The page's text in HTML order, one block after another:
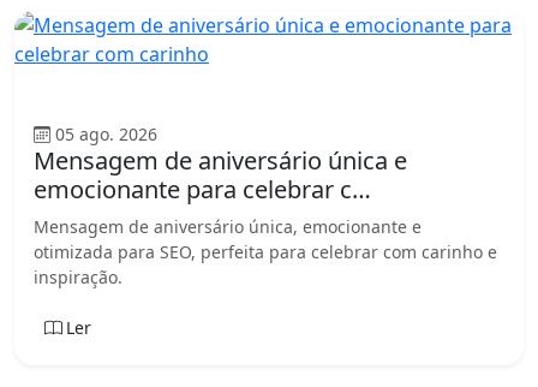
05 ago. 2026
Mensagem de aniversário única e
emocionante para celebrar c…
Mensagem de aniversário única, emocionante e
otimizada para SEO, perfeita para celebrar com carinho e
inspiração.
Ler